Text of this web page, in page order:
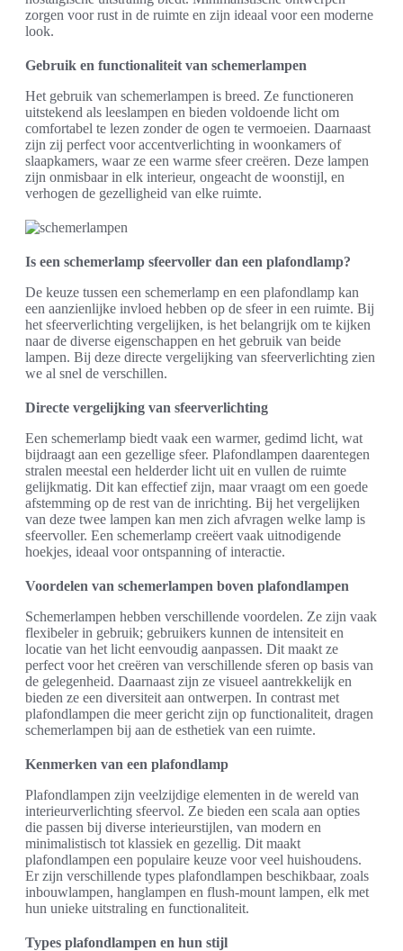
zorgen voor rust in de ruimte en zijn ideaal voor een moderne
look.
Gebruik en functionaliteit van schemerlampen
Het gebruik van schemerlampen is breed. Ze functioneren
uitstekend als leeslampen en bieden voldoende licht om
comfortabel te lezen zonder de ogen te vermoeien. Daarnaast
zijn zij perfect voor accentverlichting in woonkamers of
slaapkamers, waar ze een warme sfeer creëren. Deze lampen
zijn onmisbaar in elk interieur, ongeacht de woonstijl, en
verhogen de gezelligheid van elke ruimte.
Is een schemerlamp sfeervoller dan een plafondlamp?
De keuze tussen een schemerlamp en een plafondlamp kan
een aanzienlijke invloed hebben op de sfeer in een ruimte. Bij
het sfeerverlichting vergelijken, is het belangrijk om te kijken
naar de diverse eigenschappen en het gebruik van beide
lampen. Bij deze directe vergelijking van sfeerverlichting zien
we al snel de verschillen.
Directe vergelijking van sfeerverlichting
Een schemerlamp biedt vaak een warmer, gedimd licht, wat
bijdraagt aan een gezellige sfeer. Plafondlampen daarentegen
stralen meestal een helderder licht uit en vullen de ruimte
gelijkmatig. Dit kan effectief zijn, maar vraagt om een goede
afstemming op de rest van de inrichting. Bij het vergelijken
van deze twee lampen kan men zich afvragen welke lamp is
sfeervoller. Een schemerlamp creëert vaak uitnodigende
hoekjes, ideaal voor ontspanning of interactie.
Voordelen van schemerlampen boven plafondlampen
Schemerlampen hebben verschillende voordelen. Ze zijn vaak
flexibeler in gebruik; gebruikers kunnen de intensiteit en
locatie van het licht eenvoudig aanpassen. Dit maakt ze
perfect voor het creëren van verschillende sferen op basis van
de gelegenheid. Daarnaast zijn ze visueel aantrekkelijk en
bieden ze een diversiteit aan ontwerpen. In contrast met
plafondlampen die meer gericht zijn op functionaliteit, dragen
schemerlampen bij aan de esthetiek van een ruimte.
Kenmerken van een plafondlamp
Plafondlampen zijn veelzijdige elementen in de wereld van
interieurverlichting sfeervol. Ze bieden een scala aan opties
die passen bij diverse interieurstijlen, van modern en
minimalistisch tot klassiek en gezellig. Dit maakt
plafondlampen een populaire keuze voor veel huishoudens.
Er zijn verschillende types plafondlampen beschikbaar, zoals
inbouwlampen, hanglampen en flush-mount lampen, elk met
hun unieke uitstraling en functionaliteit.
Types plafondlampen en hun stijl